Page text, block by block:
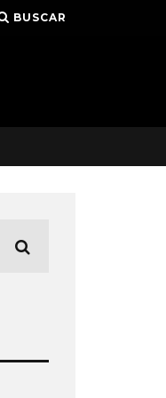
BUSCAR